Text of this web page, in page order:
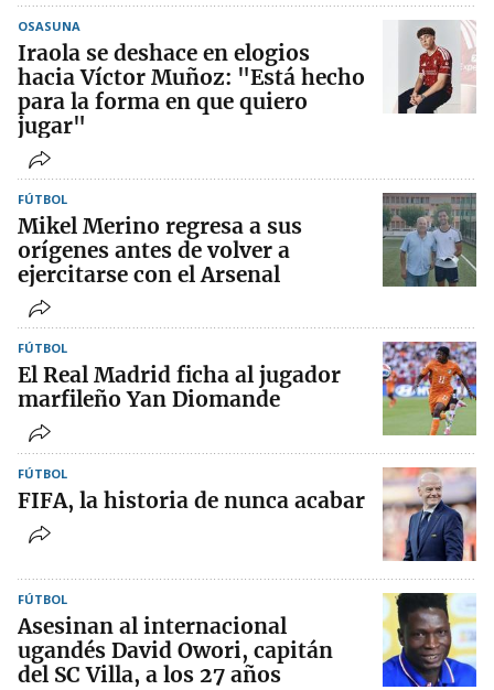
OSASUNA
Iraola se deshace en elogios
hacia Víctor Muñoz: "Está hecho
para la forma en que quiero
jugar"
FÚTBOL
Mikel Merino regresa a sus
orígenes antes de volver a
ejercitarse con el Arsenal
FÚTBOL
El Real Madrid ficha al jugador
marfileño Yan Diomande
FÚTBOL
FIFA, la historia de nunca acabar
FÚTBOL
Asesinan al internacional
ugandés David Owori, capitán
del SC Villa, a los 27 años